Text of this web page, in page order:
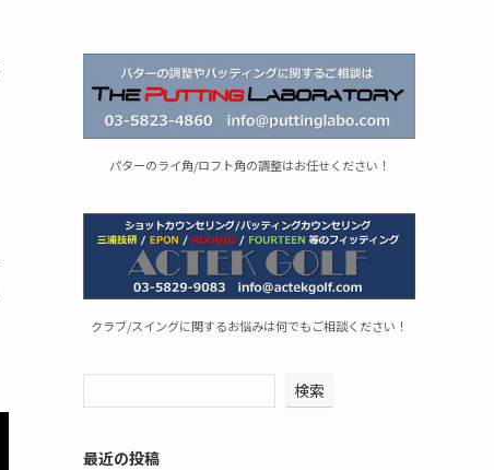
パターのライ角/ロフト角の調整はお任せください！
クラブ/スイングに関するお悩みは何でもご相談ください！
検索
最近の投稿